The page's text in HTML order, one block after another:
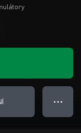
● ● ●